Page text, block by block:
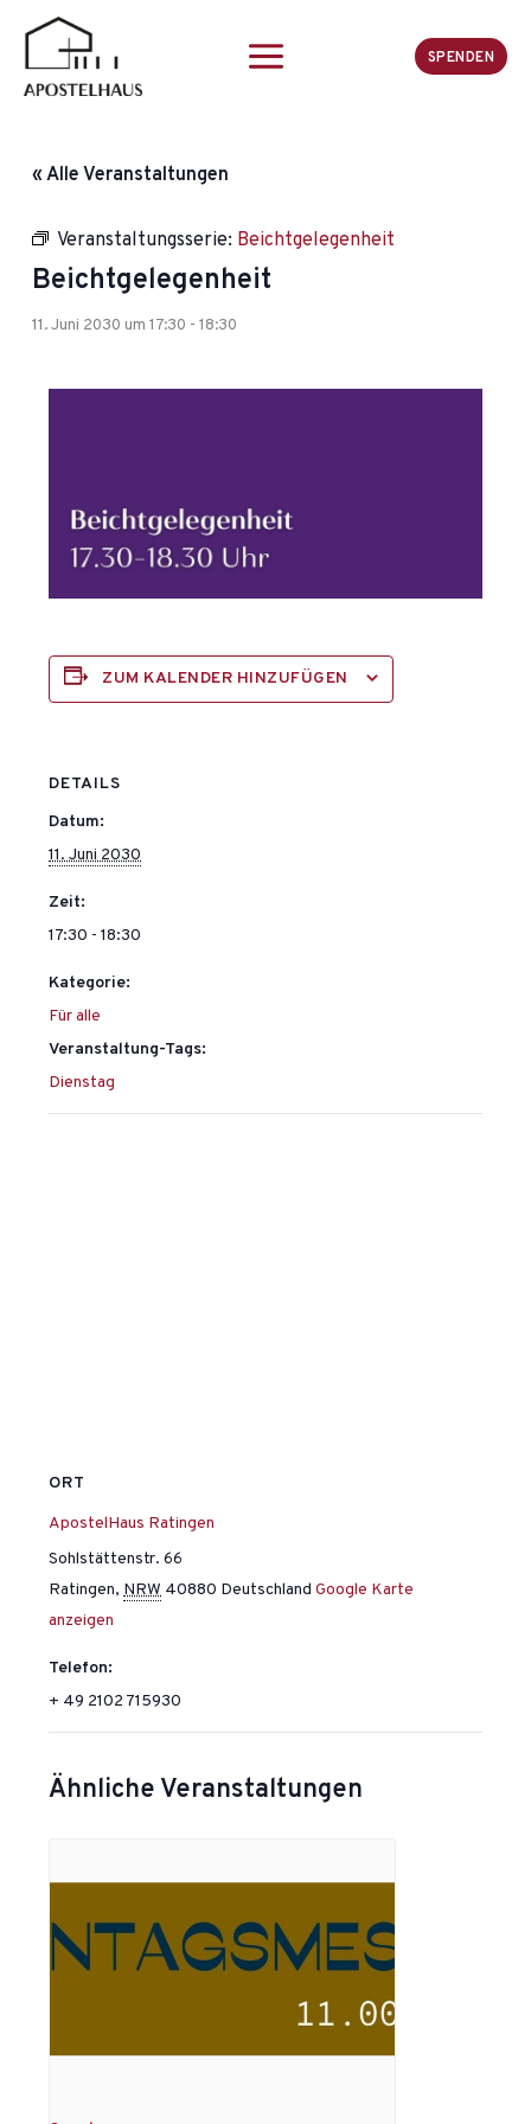
springen
SPENDEN
« Alle Veranstaltungen
Veranstaltungsserie: Beichtgelegenheit
Beichtgelegenheit
11. Juni 2030 um 17:30 -18:30
ZUM KALENDER HINZUFÜGEN
DETAILS
Datum:
11. Juni 2030
Zeit:
17:30 - 18:30
Kategorie:
Für alle
Veranstaltung-Tags:
Dienstag
ORT
ApostelHaus Ratingen
Sohlstättenstr. 66
Ratingen, NRW 40880 Deutschland Google Karte
anzeigen
Telefon:
+ 49 2102 715930
Ähnliche Veranstaltungen